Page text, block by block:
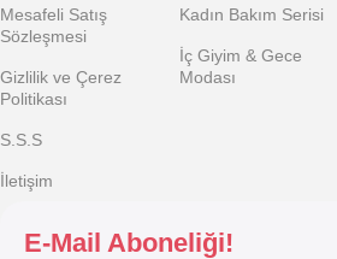
Mesafeli Satış
Sözleşmesi
Gizlilik ve Çerez
Politikası
S.S.S
İletişim
Kadın Bakım Serisi
İç Giyim & Gece
Modası
E-Mail Aboneliği!